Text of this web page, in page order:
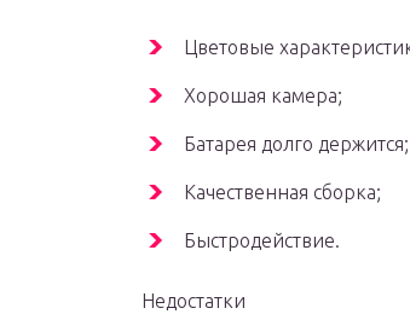
Цветовые
Хорошая камера;
Батарея долго держится;
Качественная сборка;
Быстродействие.
Недостатки